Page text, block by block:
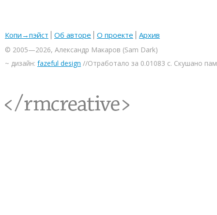
Копи→пэйст Об авторе О проекте Архив
© 2005—2026, Александр Макаров (Sam Dark)
~ дизайн: fazeful design //Отработало за 0.01083 с. Скушано
<rmcreative/>